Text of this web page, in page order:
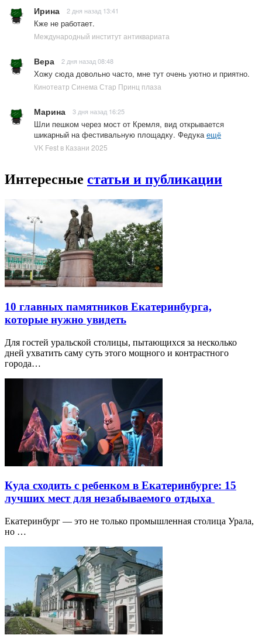
Ирина 2 дня назад 13:41
Кже не работает.
Международный институт антиквариата
Вера 2 дня назад 08:48
Хожу сюда довольно часто, мне тут очень уютно и приятно.
Кинотеатр Синема Стар Принц плаза
Марина 3 дня назад 16:25
Шли пешком через мост от Кремля, вид открывается
шикарный на фестивальную площадку. Федукаещё
VK Fest в Казани 2025
Интересные статьи и публикации
10 главных памятников Екатеринбурга,
которые нужно увидеть
Для гостей уральской столицы, пытающихся за несколько
дней ухватить саму суть этого мощного и контрастного
города…
Куда сходить с ребенком в Екатеринбурге: 15
лучших мест для незабываемого отдыха
Екатеринбург — это не только промышленная столица Урала,
но …